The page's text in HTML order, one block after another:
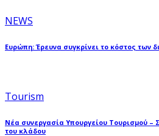
NEWS
Ευρώπη: Έρευνα συγκρίνει το κόστος των
Tourism
Νέα συνεργασία Υπουργείου Τουρισμού –
του κλάδου